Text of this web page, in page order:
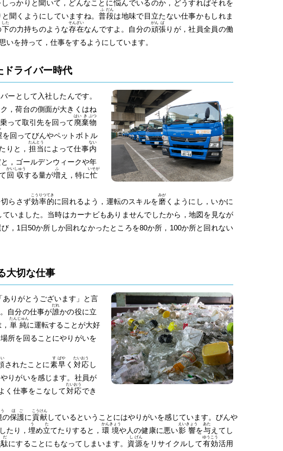
っかりと聞いて，どんなことに悩んでいるのか，どうすればそれを
聞くようにしていますね。 普
ふ
段
だん
は地味で目立たない仕事かもしれま
下
した
の力持ちのような存
そん
在
ざい
なんですよ。自分の頑
がん
張
ば
りが，社員全員の働
いを持って，仕事をするようにしています。
ドライバー時代
ーとして入社したんです。
，荷台の側面が大きくはね
って取引先を回って 廃
はい
棄
き
物
ぶつ
を回ってびんやペットボトル
りと， 担
たん
当
とう
によって仕事内
ない
と，ゴールデンウィークや年
回
かい
収
しゅう
する量が増
ふ
え，特に忙
いそが
らさず効
こう
率
りつ
的
てき
に回れるよう，運転のスキルを磨
みが
くようにし，いかに
ていました。当時はカーナビもありませんでしたから，地図を見なが
，1日50か所しか回れなかったところを80か所，100か所と回れない
大切な仕事
ありがとうございます」と言
自分の仕事が誰
だれ
かの役に立
単
たん
純
じゅん
に運転することが大好
所を回ることにやりがいを
い
されたことに素
す
早
ばや
く 対
たい
応
おう
し
りがいを感じます。社員が
く仕事をこなして対
たい
応
おう
でき
の保
ほ
護
ご
に貢
こう
献
けん
しているということにはやりがいを感じています。びんや
たり， 埋
う
め立
た
てたりすると， 環
かん
境
きょう
や人の健康に悪い影
えい
響
きょう
を与
あた
えてし
駄
だ
にすることにもなってしまいます。 資
し
源
げん
をリサイクルして有
ゆう
効
こう
活用